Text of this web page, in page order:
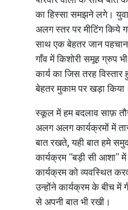
का हिस्सा समझने लगे।
अलग स्तर पर मीटिंग किये
साथ एक बेहतर जान पहचान
गाँव में किशोरी समूह ग्रुप
कार्य का जिस तरह
बेहतर मुकाम पर खड़ा किया।
स्कूल में हम बदलाव साफ़
अलग अलग कार्यक्रमों में
बात रखते, यही बात हमे
कार्यक्रम “बड़ी सी आशा” में
कार्यक्रम को व्यवस्थित
उन्होंने कार्यक्रम के बीच में
से अपनी बात भी रखी।